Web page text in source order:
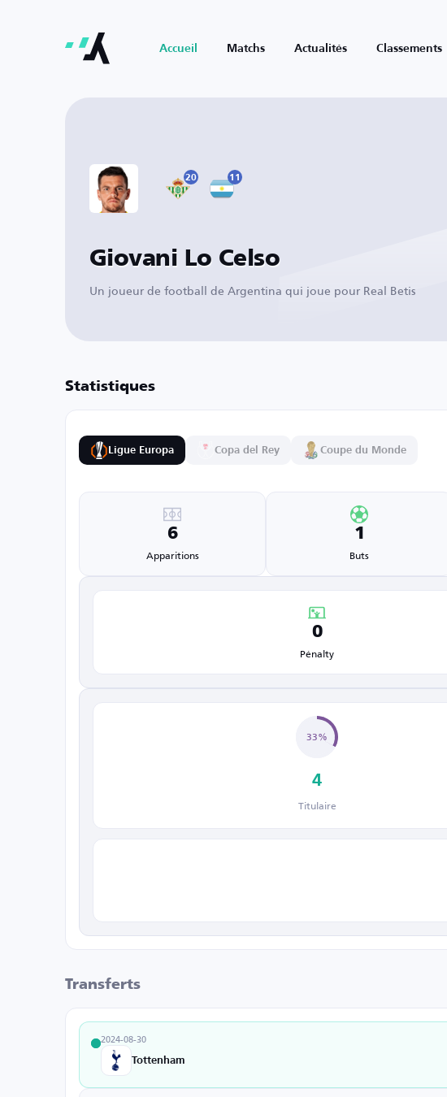
Accueil Matchs Actualités Classements
20 11
Giovani Lo Celso
Un joueur de football de Argentina qui joue pour Real Betis
Statistiques
Ligue Europa Copa del Rey Coupe du Monde
6
Apparitions
1
Buts
0
Pénalty
33%
4
Titulaire
Transferts
2024-08-30
Tottenham